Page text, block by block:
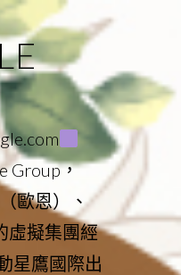
Group，
歐恩）、
虛擬集團經
星鷹國際出